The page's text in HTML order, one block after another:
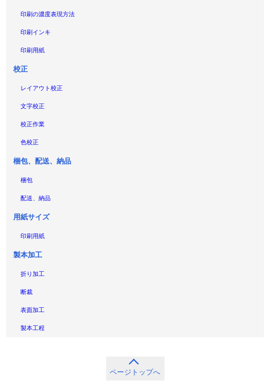
印刷の濃度表現方法
印刷インキ
印刷用紙
校正
レイアウト校正
文字校正
校正作業
色校正
梱包、配送、納品
梱包
配送、納品
用紙サイズ
印刷用紙
製本加工
折り加工
断裁
表面加工
製本工程
ページトップへ